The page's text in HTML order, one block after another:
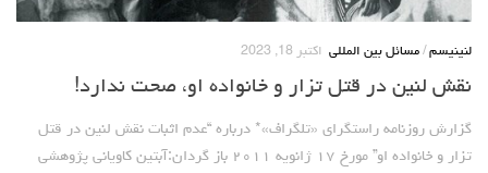
لنینیسم / مسائل بین المللی اکتبر 18, 2023
نقش لنین در قتل تزار و خانواده او، صحت ندارد!
گزارش روزنامه راستگرای «تلگراف»* درباره “عدم اثبات نقش لنین در قتل
تزار و خانواده او” مورخ ۱۷ ژانویه ۲۰۱۱ باز گردان:آبتین کاویانی پژوهشی